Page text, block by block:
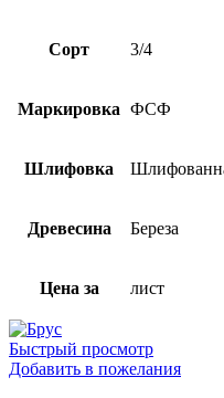
Сорт 3/4
Маркировка ФСФ
Шлифовка
Древесина Береза
Цена за лист
Быстрый просмотр
Добавить в пожелания